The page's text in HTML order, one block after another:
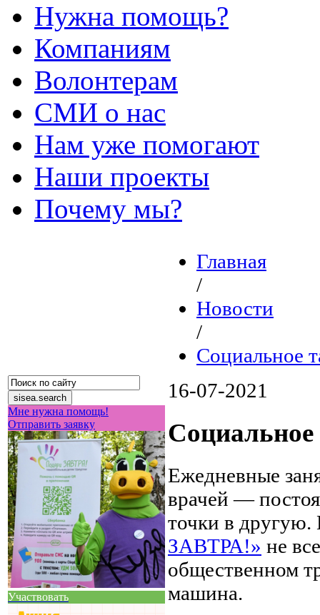
Нужна помощь?
Компаниям
Волонтерам
СМИ о нас
Нам уже помогают
Наши проекты
Почему мы?
Мне нужна помощь!
Отправить заявку
Участвовать
Главная
/
Новости
/
Социальное
16-07-2021
Социальное
Ежедневные
врачей —
точки в
ЗАВТРА!» не
общественном
машина.